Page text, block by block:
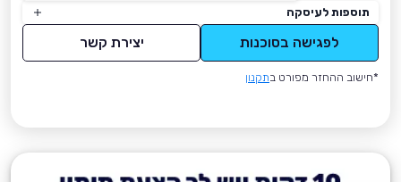
תוספות לעיסקה
לפגישה בסוכנות יצירת קשר
*חישוב ההחזר מפורט בתקנון